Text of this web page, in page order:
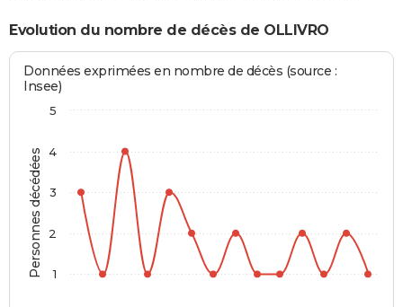
Evolution du nombre de décès de OLLIVRO
Personnes décédées
Données exprimées en nombre de décès (source :
Insee)
1
2
3
4
5